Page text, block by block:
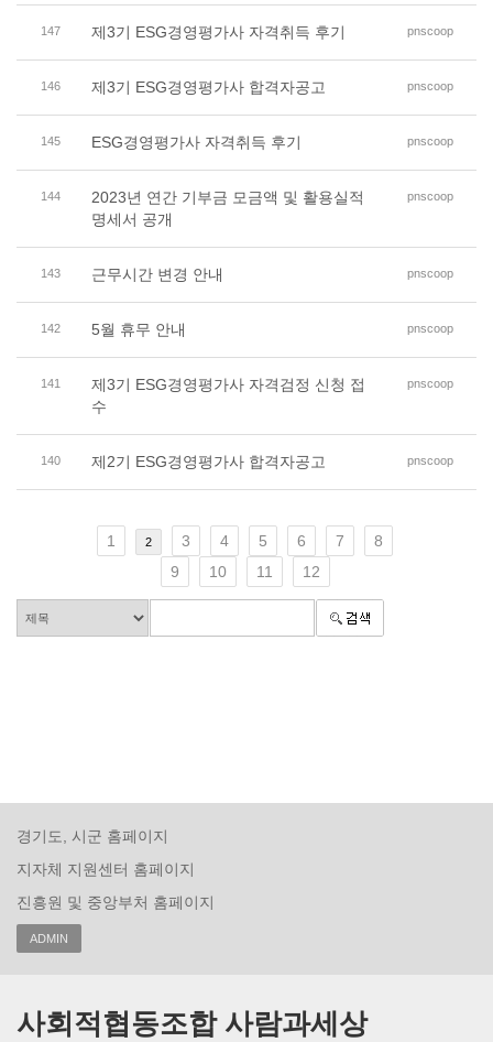
147 제3기 ESG경영평가사 자격취득 후기 pnscoop
146 제3기 ESG경영평가사 합격자공고 pnscoop
145 ESG경영평가사 자격취득 후기 pnscoop
144
2023년 연간 기부금 모금액 및 활용실적
명세서 공개
pnscoop
143 근무시간 변경 안내 pnscoop
142 5월 휴무 안내 pnscoop
141
제3기 ESG경영평가사 자격검정 신청 접
수
pnscoop
140 제2기 ESG경영평가사 합격자공고 pnscoop
1 2 3 4 5 6 7
8
9
10 11 12
경기도, 시군 홈페이지
지자체 지원센터 홈페이지
진흥원 및 중앙부처 홈페이지
ADMIN
사회적협동조합 사람과세상